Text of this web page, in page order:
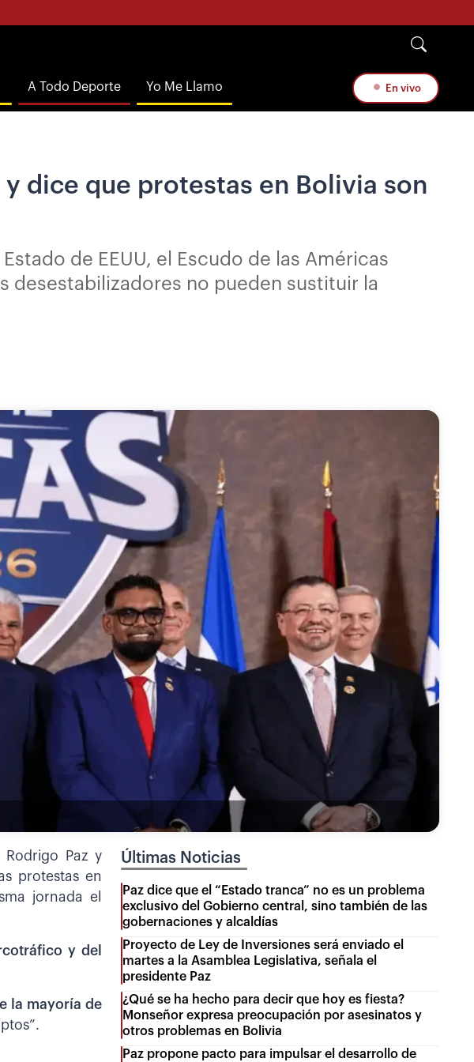
A Todo Deporte Yo Me Llamo En vivo
dice que protestas en Bolivia son
de EEUU, el Escudo de las Américas
desestabilizadores no pueden sustituir la
Paz y
protestas en
jornada el
y del
la mayoría de
Últimas Noticias
Paz dice que el “Estado tranca” no es un problema
exclusivo del Gobierno central, sino también de las
gobernaciones y alcaldías
Proyecto de Ley de Inversiones será enviado el
martes a la Asamblea Legislativa, señala el
presidente Paz
¿Qué se ha hecho para decir que hoy es fiesta?
Monseñor expresa preocupación por asesinatos y
otros problemas en Bolivia
Paz propone pacto para impulsar el desarrollo de